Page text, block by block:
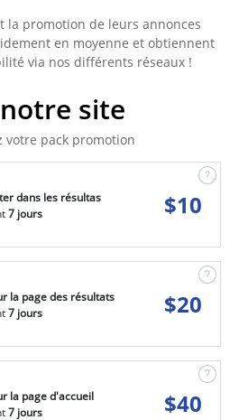
la promotion de leurs annonces
en moyenne et obtiennent
via nos différents réseaux !
site
votre pack promotion
dans les résultas
7 jours $10
la page des résultats
7 jours $20
la page d'accueil
7 jours $40